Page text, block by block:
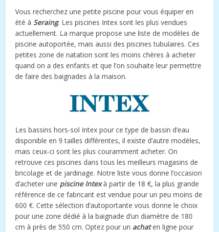
Vous recherchez une petite piscine pour vous équiper en
été à Seraing. Les piscines Intex sont les plus vendues
actuellement. La marque propose une liste de modèles de
piscine autoportée, mais aussi des piscines tubulaires. Ces
petites zone de natation sont les moins chères à acheter
quand on a des enfants et que l’on souhaite leur permettre
de faire des baignades à la maison.
Les bassins hors-sol Intex pour ce type de bassin d’eau
disponible en 9 tailles différentes, il existe d’autre modèles,
mais ceux-ci sont les plus couramment acheter. On
retrouve ces piscines dans tous les meilleurs magasins de
bricolage et de jardinage. Notre liste vous donne l’occasion
d’acheter une piscine Intexà partir de 18 €, la plus grande
référence de ce fabricant est vendue pour un peu moins de
600 €. Cette sélection d’autoportante vous donne le choix
pour une zone dédié à la baignade d’un diamètre de 180
cm à près de 550 cm. Optez pour un achaten ligne pour